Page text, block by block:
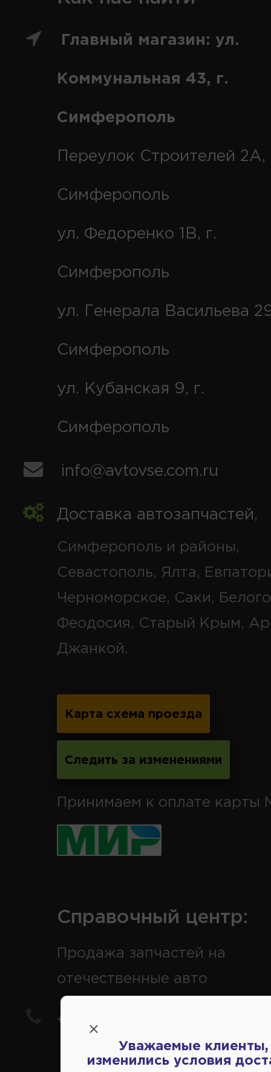
Главный магазин: ул.
Коммунальная 43, г.
Симферополь
Переулок Строителей 2А,
Симферополь
ул. Федоренко 1В, г.
Симферополь
ул. Генерала Васильева
Симферополь
ул. Кубанская 9, г.
Симферополь
info@avtovse.com.ru
Доставка автозапчастей,
Симферополь и районы,
Севастополь, Ялта,
Черноморское, Саки,
Феодосия, Старый Крым,
Джанкой.
Карта схема проезда
Следить за изменениями
Принимаем к оплате карты
Справочный центр:
Продажа запчастей на
отечественные авто
+7(978) 206-206-5
Уважаемые клиенты,
изменились условия